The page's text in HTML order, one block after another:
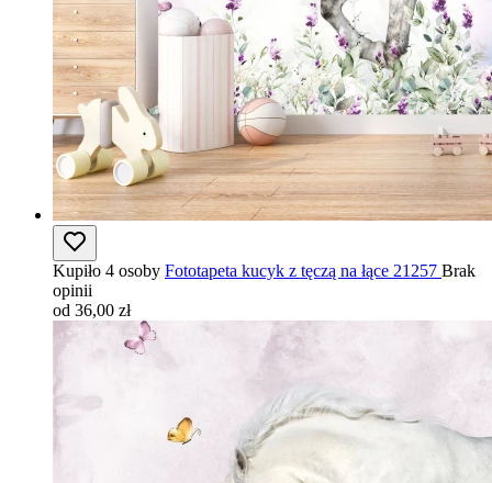
Kupiło 4 osoby Fototapeta kucyk z tęczą na łące 21257 Brak
opinii
od 36,00 zł